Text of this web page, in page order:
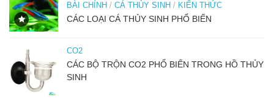
BÀI CHÍNH / CÁ THỦY SINH / KIẾN THỨC
CÁC LOẠI CÁ THỦY SINH PHỔ BIẾN
CO2
CÁC BỘ TRỘN CO2 PHỔ BIẾN TRONG HỒ THỦY
SINH